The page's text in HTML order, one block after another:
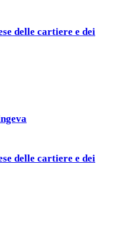
delle cartiere e dei
delle cartiere e dei